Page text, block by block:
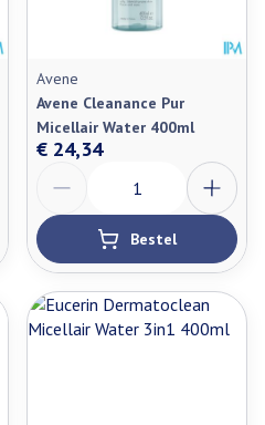
Avene
Avene Cleanance Pur
Micellair Water 400ml
€ 24,34
Bestel